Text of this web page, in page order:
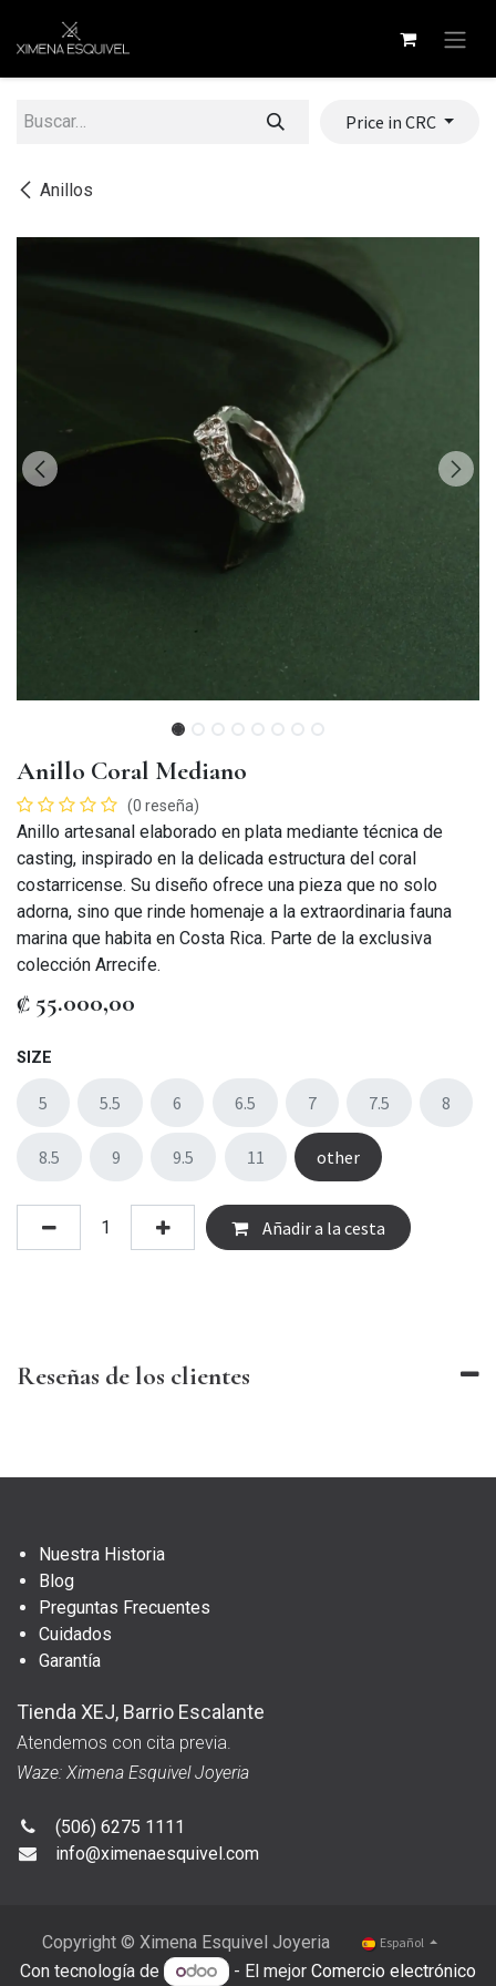
Anillos
Price in CRC
Anillo Coral Mediano
(0 reseña)
Anillo artesanal elaborado en plata mediante técnica de
casting, inspirado en la delicada estructura del coral
costarricense. Su diseño ofrece una pieza que no solo
adorna, sino que rinde homenaje a la extraordinaria fauna
marina que habita en Costa Rica. Parte de la exclusiva
colección Arrecife.
₡ 55.000,00
SIZE
5 5.5 6 6.5 7 7.5 8
8.5 9 9.5 11 other
Añadir a la cesta
Reseñas de los clientes
Nuestra Historia
Blog
Preguntas Frecuentes
Cuidados
Garantía
Tienda XEJ, Barrio Escalante
Atendemos con cita previa.
Waze: Ximena Esquivel Joyeria
(506) 6275 1111
info@ximenaesquivel.com
Copyright © Ximena Esquivel Joyeria Español
Con tecnología de - El mejorComercio electrónico